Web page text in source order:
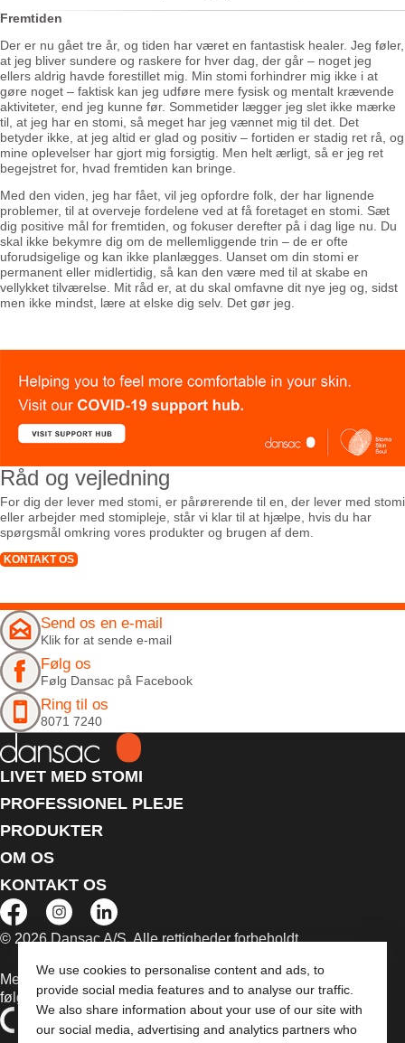
We use cookies to personalise content and ads, to
provide social media features and to analyse our traffic.
We also share information about your use of our site with
our social media, advertising and analytics partners who
Fremtiden
Der er nu gået tre år, og tiden har været en fantastisk healer. Jeg føler,
at jeg bliver sundere og raskere for hver dag, der går – noget jeg
ellers aldrig havde forestillet mig. Min stomi forhindrer mig ikke i at
gøre noget – faktisk kan jeg udføre mere fysisk og mentalt krævende
aktiviteter, end jeg kunne før. Sommetider lægger jeg slet ikke mærke
til, at jeg har en stomi, så meget har jeg vænnet mig til det. Det
betyder ikke, at jeg altid er glad og positiv – fortiden er stadig ret rå, og
mine oplevelser har gjort mig forsigtig. Men helt ærligt, så er jeg ret
begejstret for, hvad fremtiden kan bringe.
Med den viden, jeg har fået, vil jeg opfordre folk, der har lignende
problemer, til at overveje fordelene ved at få foretaget en stomi. Sæt
dig positive mål for fremtiden, og fokuser derefter på i dag lige nu. Du
skal ikke bekymre dig om de mellemliggende trin – de er ofte
uforudsigelige og kan ikke planlægges. Uanset om din stomi er
permanent eller midlertidig, så kan den være med til at skabe en
vellykket tilværelse. Mit råd er, at du skal omfavne dit nye jeg og, sidst
men ikke mindst, lære at elske dig selv. Det gør jeg.
Råd og vejledning
For dig der lever med stomi, er pårørerende til en, der lever med stomi
eller arbejder med stomipleje, står vi klar til at hjælpe, hvis du har
spørgsmål omkring vores produkter og brugen af dem.
KONTAKT OS
Send os en e-mail
Klik for at sende e-mail
Følg os
Følg Dansac på Facebook
Ring til os
8071 7240
LIVET MED STOMI
PROFESSIONEL PLEJE
PRODUKTER
OM OS
KONTAKT OS
© 2026 Dansac A/S. Alle rettigheder forbeholdt.
Medicinsk udstyr, der sælges i EU, er mærket med et af
følgende symboler